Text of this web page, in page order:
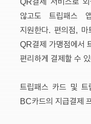
않고도 트립패스
지원한다. 편의점,
QR결제 가맹점에서
편리하게 결제할 수
트립패스 카드 및
BC카드의 지급결제